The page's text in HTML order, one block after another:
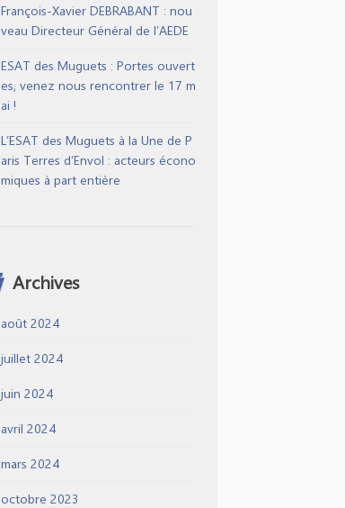
François-Xavier DEBRABANT : nou
veau Directeur Général de l’AEDE
ESAT des Muguets : Portes ouvert
es, venez nous rencontrer le 17 m
ai !
L’ESAT des Muguets à la Une de P
aris Terres d’Envol : acteurs écono
miques à part entière
Archives
août 2024
juillet 2024
juin 2024
avril 2024
mars 2024
octobre 2023